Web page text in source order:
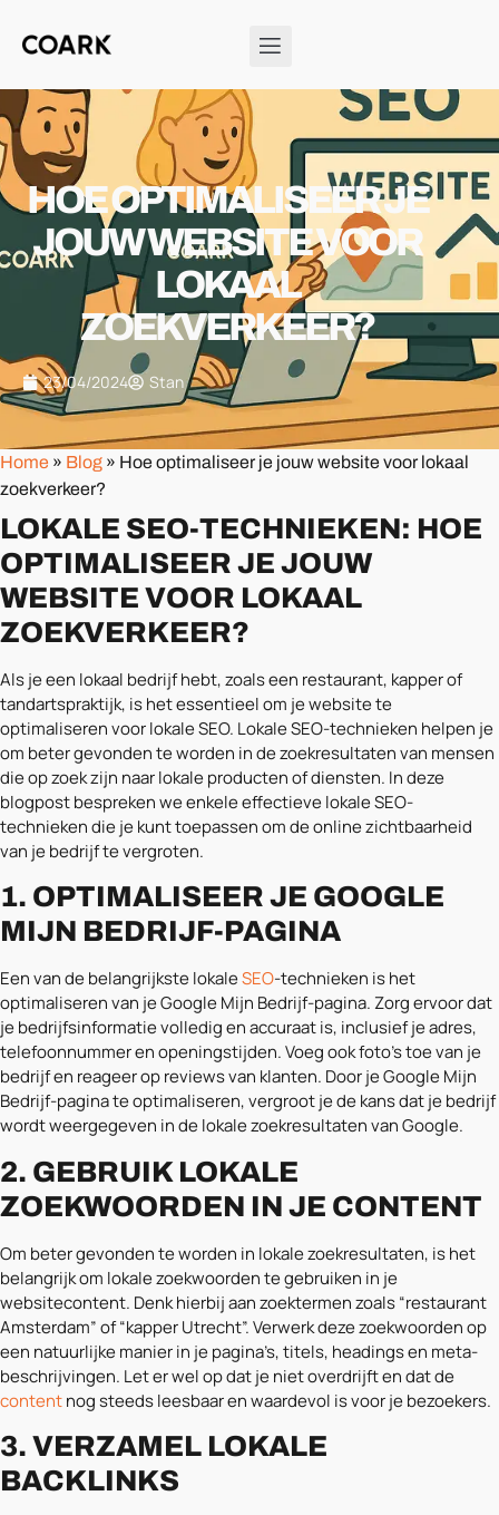
HOE OPTIMALISEER JE
JOUW WEBSITE VOOR
LOKAAL
ZOEKVERKEER?
23/04/2024 Stan
Home » Blog » Hoe optimaliseer je jouw website voor lokaal
zoekverkeer?
LOKALE SEO-TECHNIEKEN: HOE
OPTIMALISEER JE JOUW
WEBSITE VOOR LOKAAL
ZOEKVERKEER?
Als je een lokaal bedrijf hebt, zoals een restaurant, kapper of
tandartspraktijk, is het essentieel om je website te
optimaliseren voor lokale SEO. Lokale SEO-technieken helpen je
om beter gevonden te worden in de zoekresultaten van mensen
die op zoek zijn naar lokale producten of diensten. In deze
blogpost bespreken we enkele effectieve lokale SEO-
technieken die je kunt toepassen om de online zichtbaarheid
van je bedrijf te vergroten.
1. OPTIMALISEER JE GOOGLE
MIJN BEDRIJF-PAGINA
Een van de belangrijkste lokaleSEO-technieken is het
optimaliseren van je Google Mijn Bedrijf-pagina. Zorg ervoor dat
je bedrijfsinformatie volledig en accuraat is, inclusief je adres,
telefoonnummer en openingstijden. Voeg ook foto’s toe van je
bedrijf en reageer op reviews van klanten. Door je Google Mijn
Bedrijf-pagina te optimaliseren, vergroot je de kans dat je bedrijf
wordt weergegeven in de lokale zoekresultaten van Google.
2. GEBRUIK LOKALE
ZOEKWOORDEN IN JE CONTENT
Om beter gevonden te worden in lokale zoekresultaten, is het
belangrijk om lokale zoekwoorden te gebruiken in je
websitecontent. Denk hierbij aan zoektermen zoals “restaurant
Amsterdam” of “kapper Utrecht”. Verwerk deze zoekwoorden op
een natuurlijke manier in je pagina’s, titels, headings en meta-
beschrijvingen. Let er wel op dat je niet overdrijft en dat de
contentnog steeds leesbaar en waardevol is voor je bezoekers.
3. VERZAMEL LOKALE
BACKLINKS